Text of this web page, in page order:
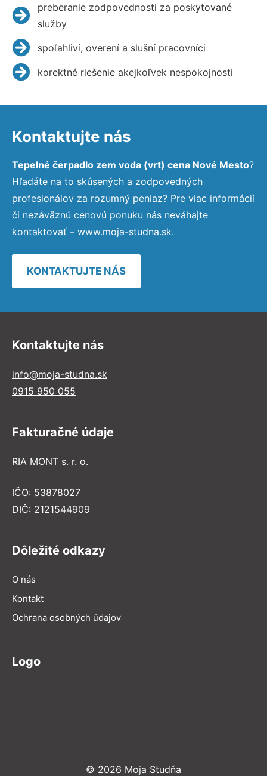
preberanie zodpovednosti za poskytované
služby
spoľahliví, overení a slušní pracovníci
korektné riešenie akejkoľvek nespokojnosti
Kontaktujte nás
Tepelné čerpadlo zem voda (vrt) cena Nové Mesto?
Hľadáte na to skúsených a zodpovedných
profesionálov za rozumný peniaz? Pre viac informácií
či nezáväznú cenovú ponuku nás neváhajte
kontaktovať – www.moja-studna.sk.
KONTAKTUJTE NÁS
Kontaktujte nás
info@moja-studna.sk
0915 950 055
Fakturačné údaje
RIA MONT s. r. o.
IČO: 53878027
DIČ: 2121544909
Dôležité odkazy
O nás
Kontakt
Ochrana osobných údajov
Logo
© 2026 Moja Studňa